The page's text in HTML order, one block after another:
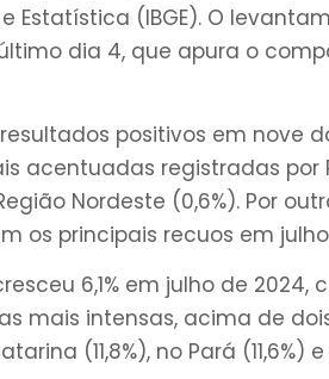
Estatística (IBGE). O
dia 4, que apura o
positivos em nove
acentuadas registradas por
Nordeste (0,6%). Por
os principais recuos em
6,1% em julho de 2024,
mais intensas, acima de
(11,8%), no Pará (11,6%)